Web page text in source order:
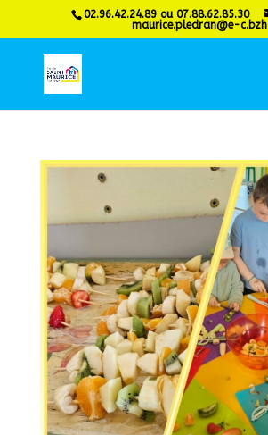
02.96.42.24.89 ou 07.88.62.85.30
maurice.pledran@e-c.bzh